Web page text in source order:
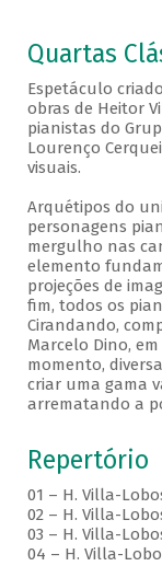
Quartas
Espetáculo
obras de Heitor
pianistas do
Lourenço
visuais.
Arquétipos do
personagens
mergulho nas
elemento
projeções de
fim, todos os
Cirandando,
Marcelo Dino,
momento,
criar uma gama
arrematando a
Repertório
01 – H. Villa-
02 – H. Villa-
03 – H. Villa-
04 – H. Villa-